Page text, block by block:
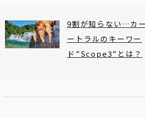
9割が知らない…カ
ートラルのキーワー
ド”Scope3”とは？